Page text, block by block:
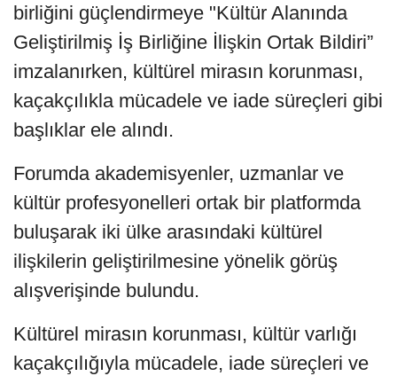
birliğini güçlendirmeye "Kültür Alanında
Geliştirilmiş İş Birliğine İlişkin Ortak Bildiri”
imzalanırken, kültürel mirasın korunması,
kaçakçılıkla mücadele ve iade süreçleri gibi
başlıklar ele alındı.
Forumda akademisyenler, uzmanlar ve
kültür profesyonelleri ortak bir platformda
buluşarak iki ülke arasındaki kültürel
ilişkilerin geliştirilmesine yönelik görüş
alışverişinde bulundu.
Kültürel mirasın korunması, kültür varlığı
kaçakçılığıyla mücadele, iade süreçleri ve